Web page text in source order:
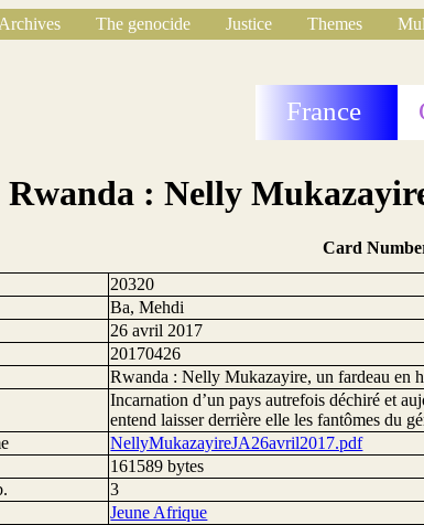
Archives The genocide Justice Themes
France
Rwanda : Nelly
Card
20320
Ba, Mehdi
26 avril 2017
20170426
Rwanda : Nelly Mukazayire, un fardeau en
Incarnation d’un pays autrefois déchiré et
entend laisser derrière elle les fantômes du
NellyMukazayireJA26avril2017.pdf
161589 bytes
3
Jeune Afrique